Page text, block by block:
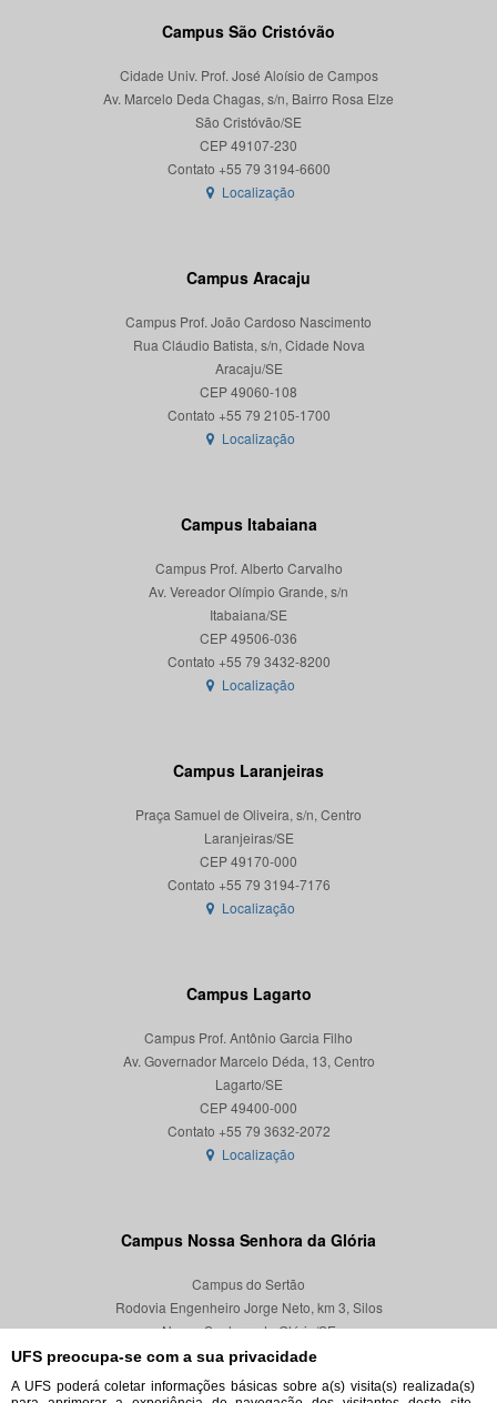
UFS preocupa-se com a sua privacidade
A UFS poderá coletar informações básicas sobre a(s) visita(s) realizada(s)
Campus São Cristóvão
Cidade Univ. Prof. José Aloísio de Campos
Av. Marcelo Deda Chagas, s/n, Bairro Rosa Elze
São Cristóvão/SE
CEP 49107-230
Localização
Campus Aracaju
Campus Prof. João Cardoso Nascimento
Rua Cláudio Batista, s/n, Cidade Nova
Aracaju/SE
CEP 49060-108
Localização
Campus Itabaiana
Campus Prof. Alberto Carvalho
Av. Vereador Olímpio Grande, s/n
Itabaiana/SE
CEP 49506-036
Localização
Campus Laranjeiras
Praça Samuel de Oliveira, s/n, Centro
Laranjeiras/SE
CEP 49170-000
Localização
Campus Lagarto
Campus Prof. Antônio Garcia Filho
Av. Governador Marcelo Déda, 13, Centro
Lagarto/SE
CEP 49400-000
Localização
Campus Nossa Senhora da Glória
Campus do Sertão
Rodovia Engenheiro Jorge Neto, km 3, Silos
Nossa Senhora da Glória/SE
CEP 49680-000